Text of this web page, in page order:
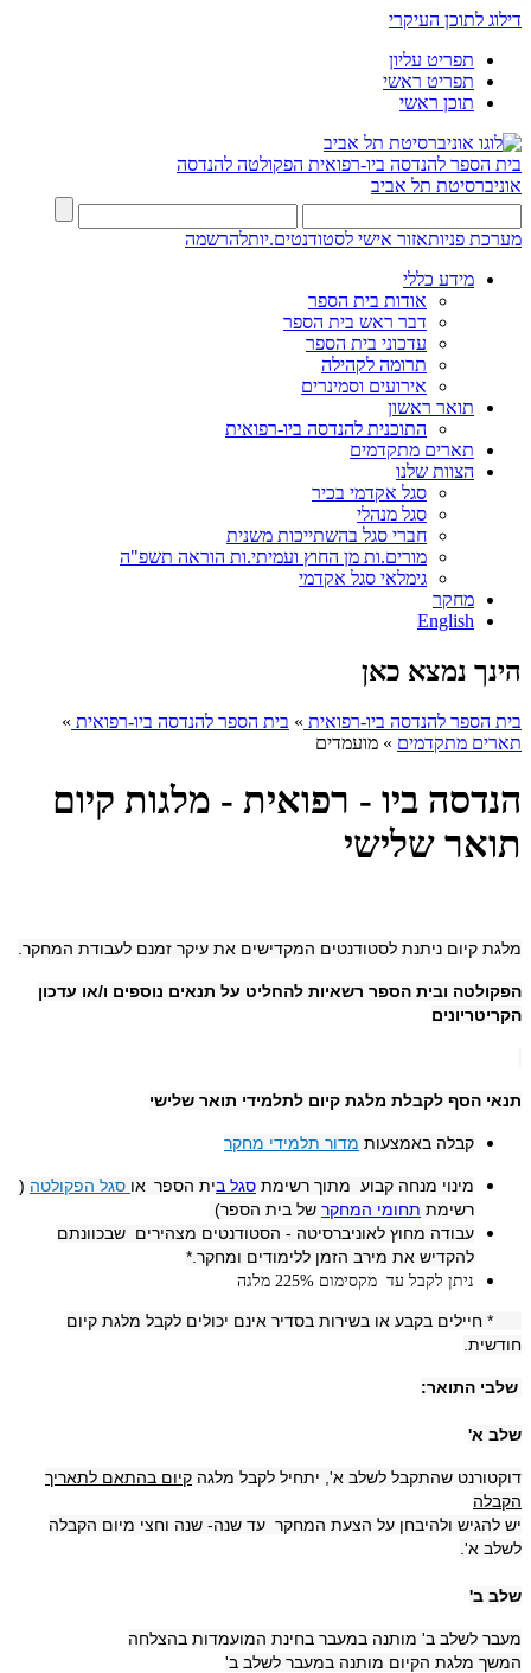
דילוג לתוכן העיקרי
תפריט עליון
תפריט ראשי
תוכן ראשי
בית הספר להנדסה ביו-רפואית הפקולטה להנדסה
אוניברסיטת תל אביב
מערכת פניותאזור אישי לסטודנטים.יותלהרשמה
מידע כללי
אודות בית הספר
דבר ראש בית הספר
עדכוני בית הספר
תרומה לקהילה
אירועים וסמינרים
תואר ראשון
התוכנית להנדסה ביו-רפואית
תארים מתקדמים
הצוות שלנו
סגל אקדמי בכיר
סגל מנהלי
חברי סגל בהשתייכות משנית
מורים.ות מן החוץ ועמיתי.ות הוראה תשפ"ה
גימלאי סגל אקדמי
מחקר
English
הינך נמצא כאן
בית הספר להנדסה ביו-רפואית » בית הספר להנדסה ביו-רפואית »
תארים מתקדמים » מועמדים
הנדסה ביו - רפואית - מלגות קיום
תואר שלישי
מלגת קיום ניתנת לסטודנטים המקדישים את עיקר זמנם לעבודת המחקר.
הפקולטה ובית הספר רשאיות להחליט על תנאים נוספים ו/או עדכון
הקריטריונים
תנאי הסף לקבלת מלגת קיום לתלמידי תואר שלישי
קבלה באמצעות מדור תלמידי מחקר
מינוי מנחה קבוע מתוך רשימת סגל בית הספר או סגל הפקולטה (
רשימת תחומי המחקר של בית הספר)
עבודה מחוץ לאוניברסיטה - הסטודנטים מצהירים שבכוונתם
להקדיש את מירב הזמן ללימודים ומחקר.*
ניתן לקבל עד מקסימום 225% מלגה
* חיילים בקבע או בשירות בסדיר אינם יכולים לקבל מלגת קיום
חודשית.
שלבי התואר:
שלב א'
דוקטורנט שהתקבל לשלב א', יתחיל לקבל מלגה קיום בהתאם לתאריך
הקבלה
יש להגיש ולהיבחן על הצעת המחקר עד שנה- שנה וחצי מיום הקבלה
לשלב א'.
שלב ב'
מעבר לשלב ב' מותנה במעבר בחינת המועמדות בהצלחה
המשך מלגת הקיום מותנה במעבר לשלב ב'